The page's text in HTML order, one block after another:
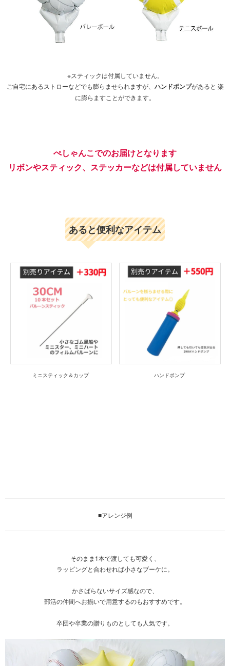
※スティックは付属していません。
ご自宅にあるストローなどでも膨らませられますが、 ハンドポンプがあると 楽
に膨らますことができます。
ぺしゃんこでのお届けとなります
リボンやスティック、ステッカーなどは付属していません
あると便利なアイテム
ミニスティック＆カップ ハンドポンプ
■アレンジ例
そのまま1本で渡しても可愛く、
ラッピングと合わせれば小さなブーケに。
かさばらないサイズ感なので、
部活の仲間へお揃いで用意するのもおすすめです。
卒団や卒業の贈りものとしても人気です。